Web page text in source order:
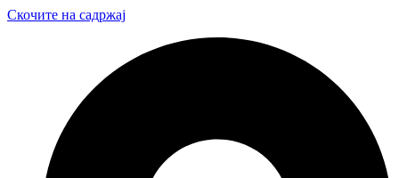
Скочите на садржај